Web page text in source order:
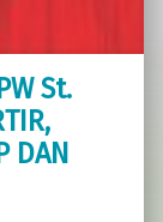
St.
DAN